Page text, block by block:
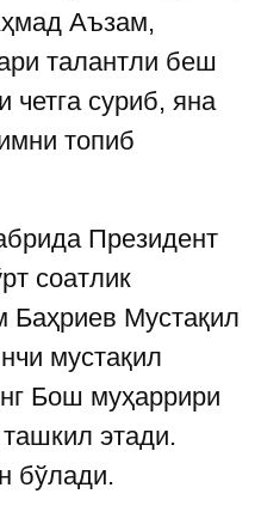
Аъзам,
талантли беш
четга суриб, яна
топиб
Президент
соатлик
Баҳриев Мустақил
мустақил
Бош муҳаррири
ташкил этади.
бўлади.